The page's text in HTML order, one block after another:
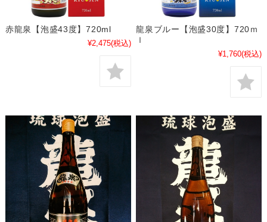
赤龍泉【泡盛43度】720ml
¥2,475(税込)
龍泉ブルー【泡盛30度】720ｍ
ｌ
¥1,760(税込)